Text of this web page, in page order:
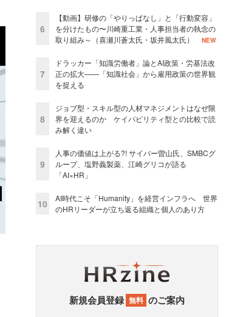
6
【動画】研修の「やりっぱなし」と「行動変容」
を分けたもの〜川崎重工業・人事担当者の執念の
取り組み～（喜瀬川蒼太氏・坂井風太氏）
NEW
7
ドラッカー「知識労働者」論とAI政策・労基法改
正の拡大——「知識社会」から雇用政策の世界観
を捉える
8
ジョブ型・スキル型の人材マネジメントはなぜ限
界を迎えるのか ケイパビリティ型との比較で読
み解く違い
9
人事の価値は上がる?! サイバー曽山氏、SMBCグ
ループ、塩野義製薬、江崎グリコが語る
「AI×HR」
10
AI時代こそ「Humanity」を経営インフラへ 世界
のHRリーダーが立ち返る組織と個人のあり方
新規会員登録 無料 のご案内